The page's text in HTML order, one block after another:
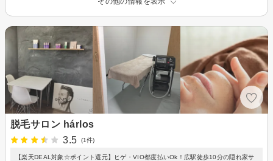
脱毛サロン hárlos
3.5
(1件)
【楽天DEAL対象☆ポイント還元】ヒゲ・VIO都度払いOk！広駅徒歩10分の隠れ家サ